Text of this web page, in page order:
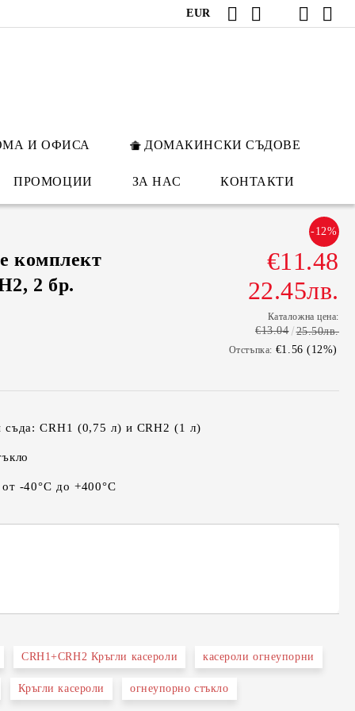
EUR
И ОФИСА ДОМАКИНСКИ СЪДОВЕ
ПРОМОЦИИ ЗА НАС КОНТАКТИ
комплект
2 бр.
-12%
€11.48
22.45лв.
Каталожна цена:
€13.04 25.50лв.
Отстъпка: €1.56 (12%)
съда: CRH1 (0,75 л) и CRH2 (1 л)
-40°C до +400°C
CRH1+CRH2 Кръгли касероли касероли огнеупорни
Кръгли касероли огнеупорно стъкло